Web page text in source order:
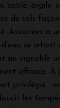
sable, argile,
de sols
Associées à
se jetant
au vignoble
efficace. À
privilégié :
les